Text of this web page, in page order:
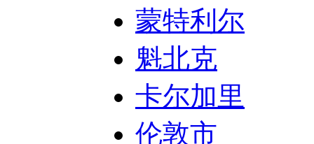
蒙特利尔
魁北克
卡尔加里
伦敦市